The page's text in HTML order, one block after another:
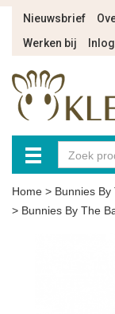
Nieuwsbrief
Werken bij
Home > Bunnies By
> Bunnies By The